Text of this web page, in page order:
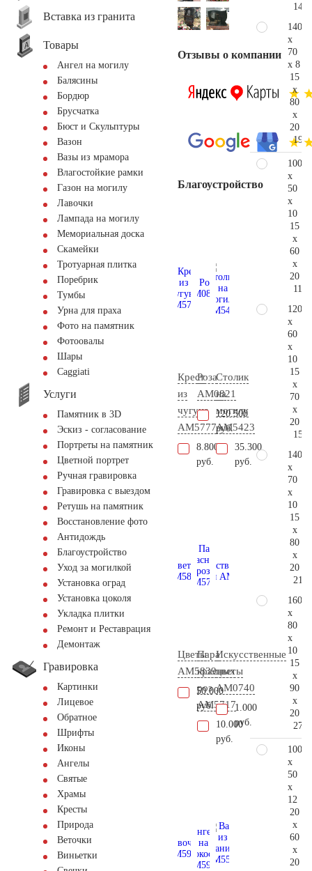
Вставка из гранита
Товары
Ангел на могилу
Балясины
Бордюр
Брусчатка
Бюст и Скульптуры
Вазон
Вазы из мрамора
Влагостойкие рамки
Газон на могилу
Лавочки
Лампада на могилу
Мемориальная доска
Скамейки
Тротуарная плитка
Поребрик
Тумбы
Урна для праха
Фото на памятник
Фотоовалы
Шары
Сaggiati
Услуги
Памятник в 3D
Эскиз - согласование
Портреты на памятник
Цветной портрет
Ручная гравировка
Гравировка с выездом
Ретушь на памятник
Восстановление фото
Антидождь
Благоустройство
Уход за могилкой
Установка оград
Установка цоколя
Укладка плитки
Ремонт и Реставрация
Демонтаж
Гравировка
Картинки
Лицевое
Обратное
Шрифты
Иконы
Ангелы
Святые
Храмы
Кресты
Природа
Веточки
Виньетки
Отзывы о компании
Благоустройство
Крест
из
чугуна
AM5777
8.800
руб.
Роза
AM0821
120.500
руб.
Столик
на
могилу
AM5423
35.300
руб.
Цветы
AM5839
50.000
руб.
Пара
красных
роз
AM5717
10.000
руб.
Искусственные
цветы
AM0740
1.000
руб.
140
x
70
x 8
15
x
80
x
20
100
x
50
x
10
15
x
60
x
20
120
x
60
x
10
15
x
70
x
20
140
x
70
x
10
15
x
80
x
20
160
x
80
x
10
15
x
90
x
20
100
x
50
x
12
20
x
60
x
20